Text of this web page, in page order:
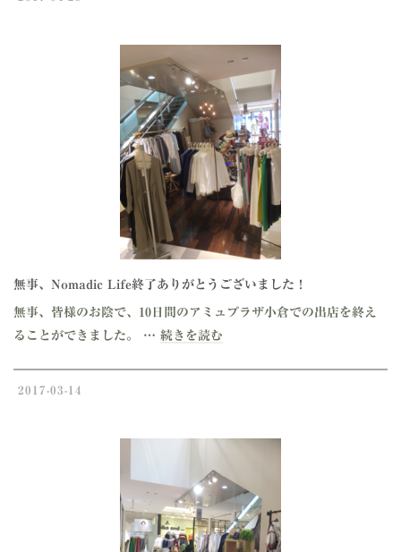
無事、Nomadic Life終了ありがとうございました！
無事、皆様のお陰で、10日間のアミュプラザ小倉での出店を終え
ることができました。 … 続きを読む
2017-03-14